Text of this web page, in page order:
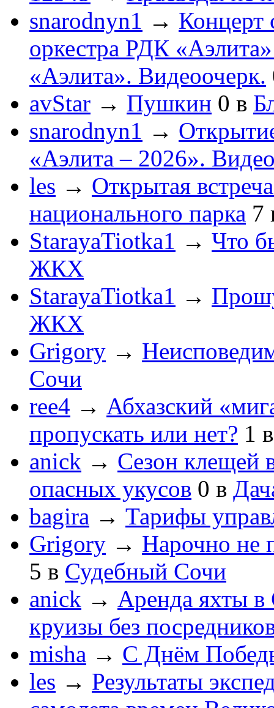
snarodnyn1 → Концерт
оркестра РДК
«Аэлита». Видеоочерк.
avStar → Пушкин 0 в
snarodnyn1 →
«Аэлита – 2026».
les → Открытая
национального парка 7
StarayaTiotka1 → Что
ЖКХ
StarayaTiotka1 →
ЖКХ
Grigory →
Сочи
ree4 → Абхазский
пропускать или нет? 1
anick → Сезон клещей
опасных укусов 0 в
bagira → Тарифы
Grigory → Нарочно не
5 в Судебный Сочи
anick → Аренда яхты в
круизы без
misha → С Днём
les → Результаты